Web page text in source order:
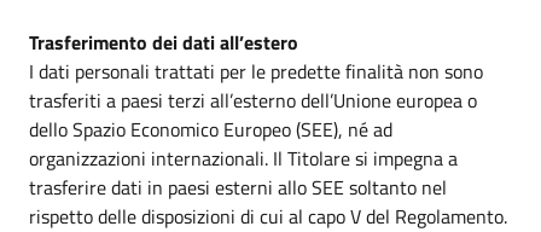
Trasferimento dei dati all’estero
I dati personali trattati per le predette finalità non sono
trasferiti a paesi terzi all’esterno dell’Unione europea o
dello Spazio Economico Europeo (SEE), né ad
organizzazioni internazionali. Il Titolare si impegna a
trasferire dati in paesi esterni allo SEE soltanto nel
rispetto delle disposizioni di cui al capo V del Regolamento.